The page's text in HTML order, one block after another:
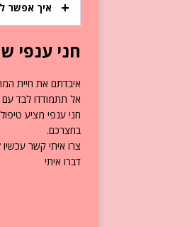
איך אפשר
חני ענפי
איבדתם את חיית
אל תתמודדו לבד עם
חני ענפי מציע
בחצרכם.
צרו איתי קשר
דברו איתי